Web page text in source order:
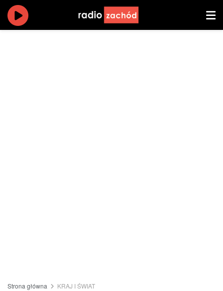
Strona główna KRAJ I ŚWIAT